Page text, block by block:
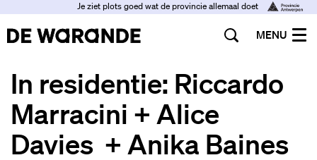
Je ziet plots goed wat de provincie allemaal doet
MENU
In residentie: Riccardo
Marracini + Alice
Davies + Anika Baines